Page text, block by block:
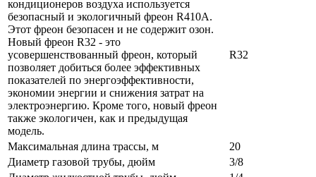
кондиционеров воздуха используется
безопасный и экологичный фреон R410A.
Этот фреон безопасен и не содержит озон.
Новый фреон R32 - это
усовершенствованный фреон, который
позволяет добиться более эффективных
показателей по энергоэффективности,
экономии энергии и снижения затрат на
электроэнергию. Кроме того, новый фреон
также экологичен, как и предыдущая
модель.
R32
Максимальная длина трассы, м
20
Диаметр газовой трубы, дюйм
3/8